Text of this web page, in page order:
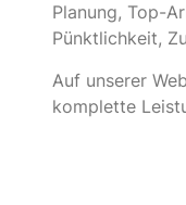
Planung, Top-
Pünktlichkeit,
Auf unserer
komplette